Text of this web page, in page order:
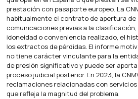
prestación con pasaporte europeo. La
habitualmente el contrato de apertura de
comunicaciones previas a la
idoneidad o conveniencia realizado, el
los extractos de pérdidas. El informe
no tiene carácter vinculante para la
de presión significativo y puede ser
proceso judicial posterior. En 2023, la
reclamaciones relacionadas con
que refleja la magnitud del problema.